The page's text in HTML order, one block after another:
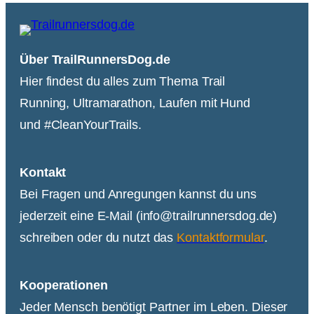
Über TrailRunnersDog.de
Hier findest du alles zum Thema Trail
Running, Ultramarathon, Laufen mit Hund
und #CleanYourTrails.
Kontakt
Bei Fragen und Anregungen kannst du uns
jederzeit eine E-Mail (info@trailrunnersdog.de)
schreiben oder du nutzt das Kontaktformular.
Kooperationen
Jeder Mensch benötigt Partner im Leben. Dieser